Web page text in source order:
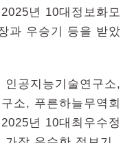
년 10대정보화모
과 우승기 등을 받았
인공지능기술연구소,
소, 푸른하늘무역회
년 10대최우수정